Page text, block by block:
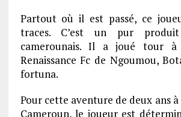
Partout où il est passé, ce
traces. C’est un pur
camerounais. Il a joué tour
Renaissance Fc de Ngoumou,
fortuna.
Pour cette aventure de deux ans
Cameroun, le joueur est